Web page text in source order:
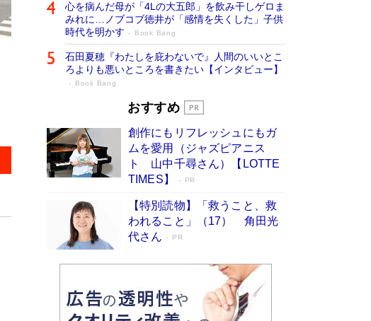
心を病んだ母が「4Lの大五郎」を飲み干しゲロま
みれに…ノブコブ徳井が「感情を失くした」子供
時代を明かす
Book Bang
石田夏穂『わたしを庇わないで』人間のいいとこ
ろよりも悪いところを書きたい【インタビュー】
Book Bang
「叱って伸びるやつは、褒めたらもっと伸
た“人を育てるコツ”…芸への考え方を明か
す
Book Bang
「『火垂るの墓』は、大嘘である」原作者が抱き
続けた“自責の念”とは…「自己憐憫は描きたくな
い」監督が徹底的にこだわったこと（後編） #
戦争の記憶
Book Bang
美輪明宏 晩年の回答を集めた『ほほえんで生き
るための人生相談』がランクイン［エンターテイ
メントベストセラー］
Book Bang
「宇宙兄弟」最終46巻がベストセラー1位 宇宙
開発への関心を押し上げた18年の物語に幕 特装
版には「宇宙で描かれたマンガ」も収録
おすすめ
創作にもリフレッシュにもガ
ムを愛用（ジャズピアニス
ト 山中千尋さん）【LOTTE
TIMES】
PR
【特別読物】「救うこと、救
われること」（17） 角田光
代さん
PR